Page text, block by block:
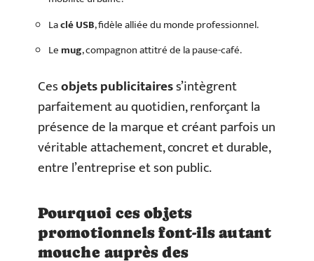
Laclé USB, fidèle alliée du monde professionnel.
Le mug, compagnon attitré de la pause-café.
Cesobjets publicitairess’intègrent
parfaitement au quotidien, renforçant la
présence de la marque et créant parfois un
véritable attachement, concret et durable,
entre l’entreprise et son public.
Pourquoi ces objets
promotionnels font-ils autant
mouche auprès des